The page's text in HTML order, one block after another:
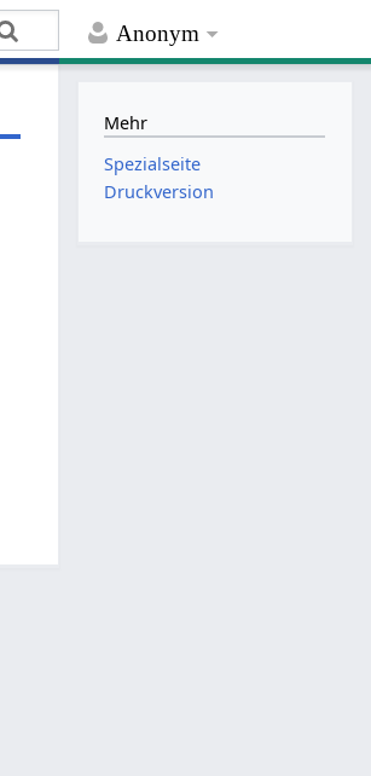
Anonym
Mehr
Spezialseite
Druckversion